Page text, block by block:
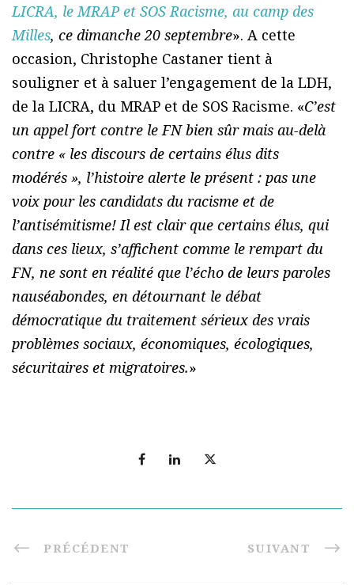
LICRA, le MRAP et SOS Racisme, au camp des
Milles, ce dimanche 20 septembre». A cette
occasion, Christophe Castaner tient à
souligner et à saluer l’engagement de la LDH,
de la LICRA, du MRAP et de SOS Racisme. «C’est
un appel fort contre le FN bien sûr mais au-delà
contre « les discours de certains élus dits
modérés », l’histoire alerte le présent : pas une
voix pour les candidats du racisme et de
l’antisémitisme! Il est clair que certains élus, qui
dans ces lieux, s’affichent comme le rempart du
FN, ne sont en réalité que l’écho de leurs paroles
nauséabondes, en détournant le débat
démocratique du traitement sérieux des vrais
problèmes sociaux, économiques, écologiques,
sécuritaires et migratoires.»
PRÉCÉDENT SUIVANT